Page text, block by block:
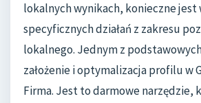
lokalnych wynikach, konieczne jest
specyficznych działań z zakresu
lokalnego. Jednym z
założenie i optymalizacja profilu w
Firma. Jest to darmowe narzędzie,